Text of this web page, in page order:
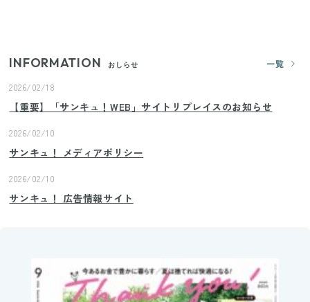
INFORMATION おしらせ
一覧
2026/02/18
【重要】「サンキュ！WEB」サイトリプレイスのお知らせ
2026/02/10
サンキュ！ メディアポリシー
2026/02/10
サンキュ！ 広告情報サイト